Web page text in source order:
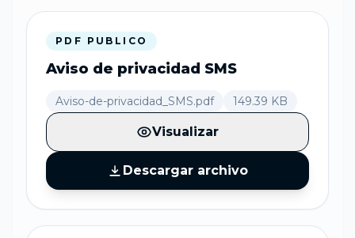
PDF PUBLICO
Aviso de privacidad SMS
Aviso-de-privacidad_SMS.pdf 149.39 KB
Visualizar
Descargar archivo